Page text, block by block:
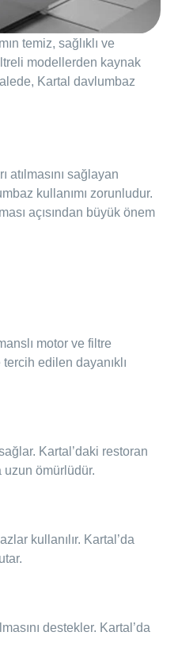
temiz, sağlıklı ve
modellerden kaynak
Kartal davlumbaz
sağlayan
kullanımı zorunludur.
açısından büyük önem
motor ve filtre
edilen dayanıklı
Kartal’daki restoran
uzun ömürlüdür.
kullanılır. Kartal’da
destekler. Kartal’da